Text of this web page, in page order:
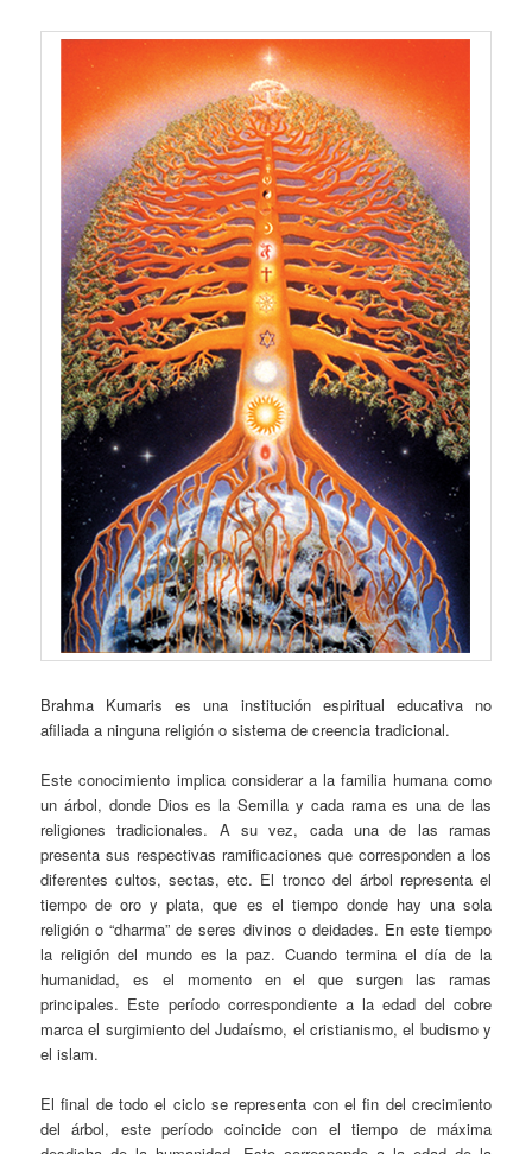
Brahma Kumaris es una institución espiritual educativa no
afiliada a ninguna religión o sistema de creencia tradicional.
Este conocimiento implica considerar a la familia humana como
un árbol, donde Dios es la Semilla y cada rama es una de las
religiones tradicionales. A su vez, cada una de las ramas
presenta sus respectivas ramificaciones que corresponden a los
diferentes cultos, sectas, etc. El tronco del árbol representa el
tiempo de oro y plata, que es el tiempo donde hay una sola
religión o “dharma” de seres divinos o deidades. En este tiempo
la religión del mundo es la paz. Cuando termina el día de la
humanidad, es el momento en el que surgen las ramas
principales. Este período correspondiente a la edad del cobre
marca el surgimiento del Judaísmo, el cristianismo, el budismo y
el islam.
El final de todo el ciclo se representa con el fin del crecimiento
del árbol, este período coincide con el tiempo de máxima